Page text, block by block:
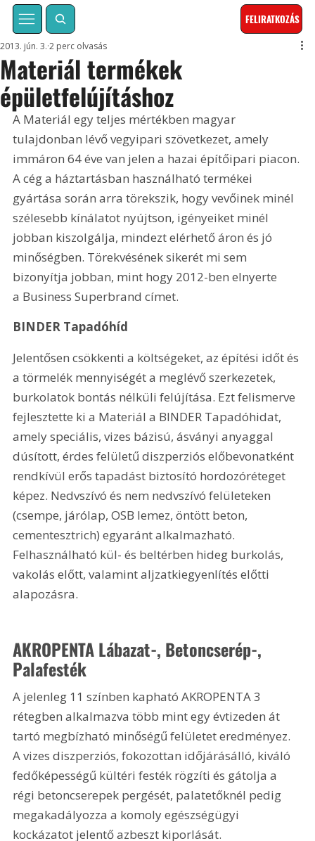
FELIRATKOZÁS
Materiál termékek
épületfelújításhoz
2013. jún. 3. 2 perc olvasás
A Materiál egy teljes mértékben magyar
tulajdonban lévő vegyipari szövetkezet, amely
immáron 64 éve van jelen a hazai építőipari piacon.
A cég a háztartásban használható termékei
gyártása során arra törekszik, hogy vevőinek minél
szélesebb kínálatot nyújtson, igényeiket minél
jobban kiszolgálja, mindezt elérhető áron és jó
minőségben. Törekvésének sikerét mi sem
bizonyítja jobban, mint hogy 2012-ben elnyerte
a Business Superbrand címet.
BINDER Tapadóhíd
Jelentősen csökkenti a költségeket, az építési időt és
a törmelék mennyiségét a meglévő szerkezetek,
burkolatok bontás nélküli felújítása. Ezt felismerve
fejlesztette ki a Materiál a BINDER Tapadóhidat,
amely speciális, vizes bázisú, ásványi anyaggal
dúsított, érdes felületű diszperziós előbevonatként
rendkívül erős tapadást biztosító hordozóréteget
képez. Nedvszívó és nem nedvszívó felületeken
(csempe, járólap, OSB lemez, öntött beton,
cementesztrich) egyaránt alkalmazható.
Felhasználható kül- és beltérben hideg burkolás,
vakolás előtt, valamint aljzatkiegyenlítés előtti
alapozásra.
AKROPENTA Lábazat-, Betoncserép-,
Palafesték
A jelenleg 11 színben kapható AKROPENTA 3
rétegben alkalmazva több mint egy évtizeden át
tartó megbízható minőségű felületet eredményez.
A vizes diszperziós, fokozottan időjárásálló, kiváló
fedőképességű kültéri festék rögzíti és gátolja a
régi betoncserepek pergését, palatetőknél pedig
megakadályozza a komoly egészségügyi
kockázatot jelentő azbeszt kiporlását.